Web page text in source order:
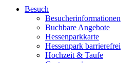
Besuch
Besucherinformationen
Buchbare Angebote
Hessenparkkarte
Hessenpark barrierefrei
Hochzeit & Taufe